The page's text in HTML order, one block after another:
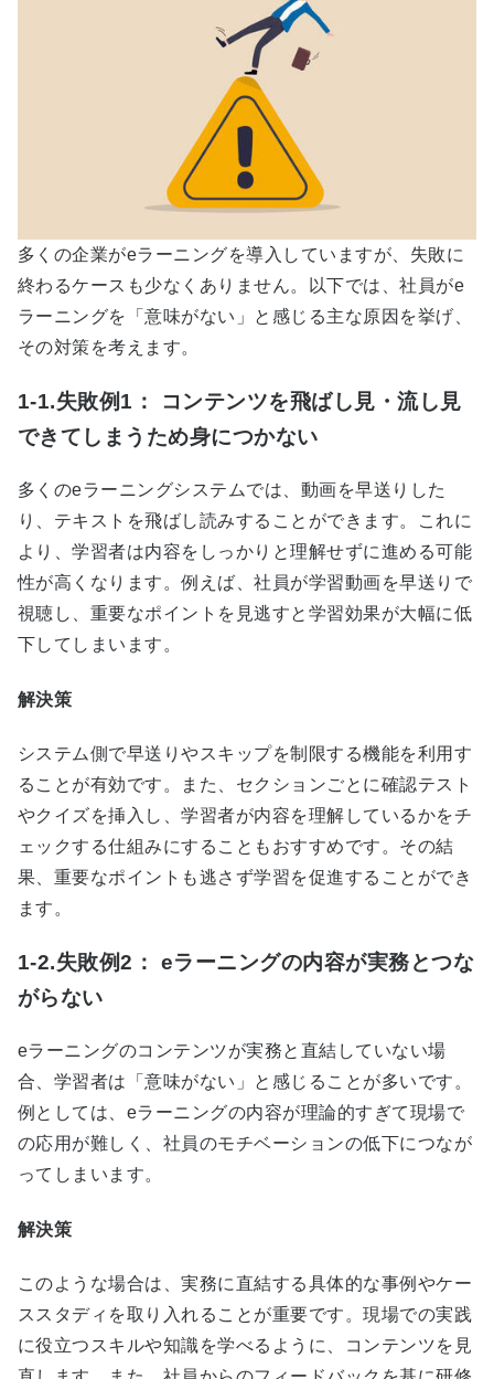
多くの企業がeラーニングを導入していますが、失敗に
終わるケースも少なくありません。以下では、社員がe
ラーニングを「意味がない」と感じる主な原因を挙げ、
その対策を考えます。
1-1.失敗例1： コンテンツを飛ばし見・流し見
できてしまうため身につかない
多くのeラーニングシステムでは、動画を早送りした
り、テキストを飛ばし読みすることができます。これに
より、学習者は内容をしっかりと理解せずに進める可能
性が高くなります。例えば、社員が学習動画を早送りで
視聴し、重要なポイントを見逃すと学習効果が大幅に低
下してしまいます。
解決策
システム側で早送りやスキップを制限する機能を利用す
ることが有効です。また、セクションごとに確認テスト
やクイズを挿入し、学習者が内容を理解しているかをチ
ェックする仕組みにすることもおすすめです。その結
果、重要なポイントも逃さず学習を促進することができ
ます。
1-2.失敗例2： eラーニングの内容が実務とつな
がらない
eラーニングのコンテンツが実務と直結していない場
合、学習者は「意味がない」と感じることが多いです。
例としては、 eラーニングの内容が理論的すぎて現場で
の応用が難しく、社員のモチベーションの低下につなが
ってしまいます。
解決策
このような場合は、実務に直結する具体的な事例やケー
ススタディを取り入れることが重要です。現場での実践
に役立つスキルや知識を学べるように、コンテンツを見